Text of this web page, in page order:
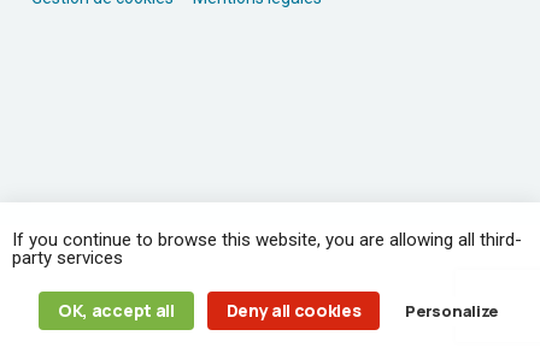
If you continue to browse this website, you are allowing all third-
party services
OK, accept all Deny all cookies Personalize